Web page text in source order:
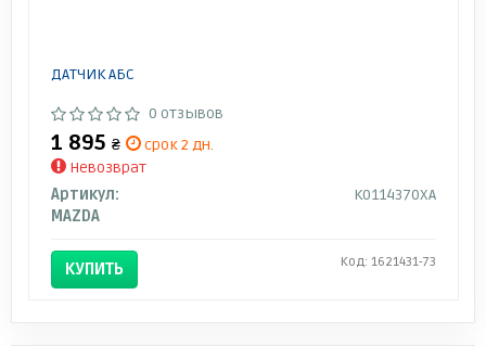
ДАТЧИК АБС
0 отзывов
1 895 ₴
срок 2 дн.
Невозврат
Артикул:
K0114370XA
MAZDA
КУПИТЬ Код: 1621431-73